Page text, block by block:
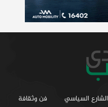
الشارع السياسي
فن وثقافة